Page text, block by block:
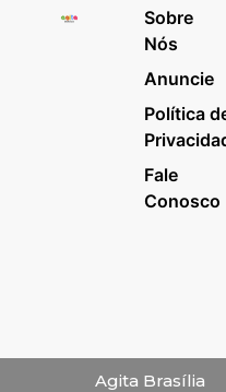
Sobre
Nós
Anuncie
Política
Fale
Conosco
Agita Brasília